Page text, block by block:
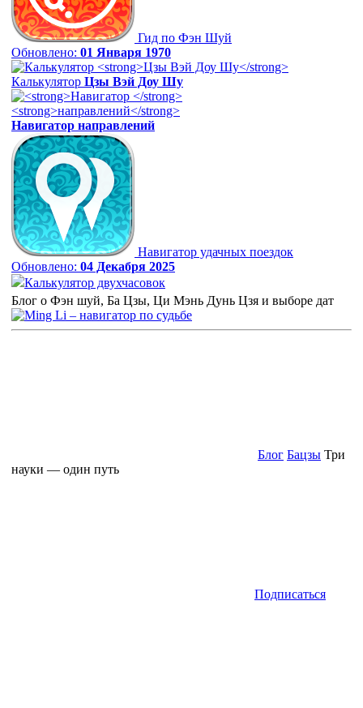
Гид по Фэн Шуй
Обновлено: 01 Января 1970
Калькулятор Цзы Вэй Доу Шу
Навигатор направлений
Навигатор удачных поездок
Обновлено: 04 Декабря 2025
Калькулятор двухчасовок
Блог о Фэн шуй, Ба Цзы, Ци Мэнь Дунь Цзя и выборе дат
Блог Бацзы Три
науки — один путь
Подписаться